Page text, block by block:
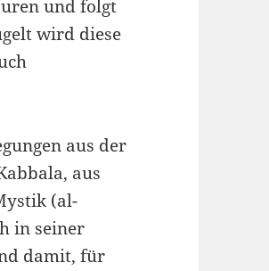
und folgt
wird diese
aus der
aus
(al-
in seiner
damit, für